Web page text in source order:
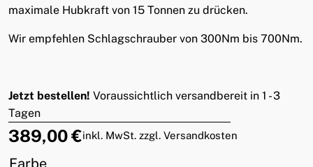
maximale Hubkraft von 15 Tonnen zu drücken.
Wir empfehlen Schlagschrauber von 300Nm bis 700Nm.
Jetzt bestellen! Voraussichtlich versandbereit in 1 - 3
Tagen
389,00€inkl. MwSt. zzgl. Versandkosten
Farbe